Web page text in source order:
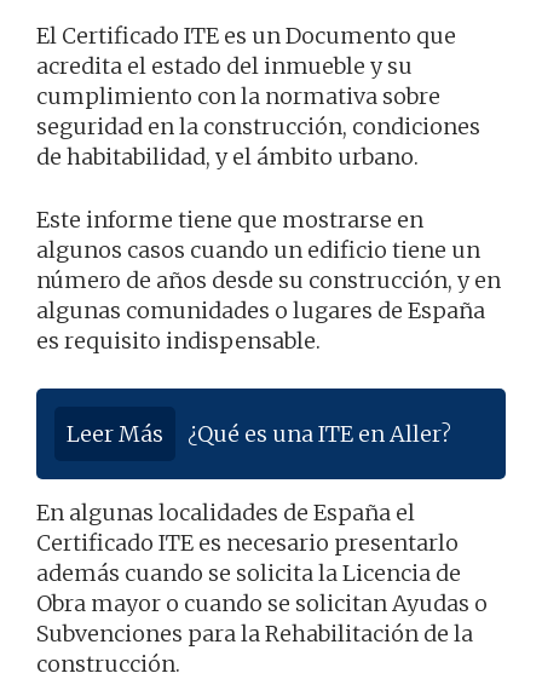
El Certificado ITE es un Documento que
acredita el estado del inmueble y su
cumplimiento con la normativa sobre
seguridad en la construcción, condiciones
de habitabilidad, y el ámbito urbano.
Este informe tiene que mostrarse en
algunos casos cuando un edificio tiene un
número de años desde su construcción, y en
algunas comunidades o lugares de España
es requisito indispensable.
Leer Más ¿Qué es una ITE en Aller?
En algunas localidades de España el
Certificado ITE es necesario presentarlo
además cuando se solicita la Licencia de
Obra mayor o cuando se solicitan Ayudas o
Subvenciones para la Rehabilitación de la
construcción.